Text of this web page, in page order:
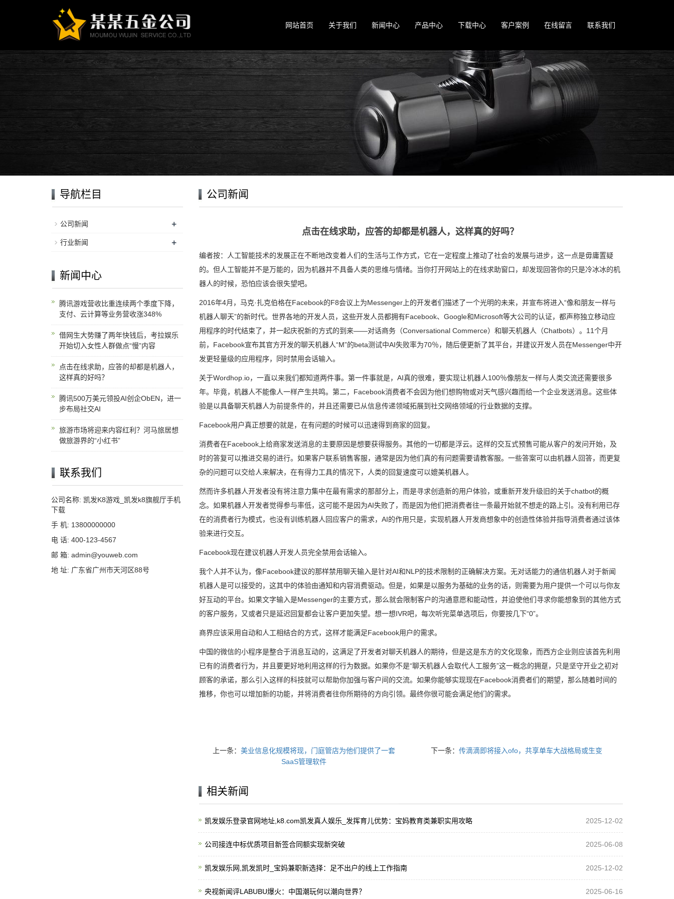
网站首页 关于我们 新闻中心 产品中心 下载中心 客户案例 在线留言 联系我们
公司新闻
点击在线求助，应答的却都是机器人，这样真的好吗？
编者按：人工智能技术的发展正在不断地改变着人们的生活与工作方式，它在一定程度上推动了社会的发展与进步，这一点是毋庸置疑
的。但人工智能并不是万能的，因为机器并不具备人类的思维与情绪。当你打开网站上的在线求助窗口，却发现回答你的只是冷冰冰的机
器人的时候，恐怕应该会很失望吧。
2016年4月，马克·扎克伯格在Facebook的F8会议上为Messenger上的开发者们描述了一个光明的未来，并宣布将进入“像和朋友一样与
机器人聊天”的新时代。世界各地的开发人员，这些开发人员都拥有Facebook、Google和Microsoft等大公司的认证，都声称独立移动应
用程序的时代结束了，并一起庆祝新的方式的到来——对话商务（Conversational Commerce）和聊天机器人（Chatbots）。11个月
前，Facebook宣布其官方开发的聊天机器人“M”的beta测试中AI失败率为70％，随后便更新了其平台，并建议开发人员在Messenger中开
发更轻量级的应用程序，同时禁用会话输入。
关于Wordhop.io，一直以来我们都知道两件事。第一件事就是，AI真的很难，要实现让机器人100％像朋友一样与人类交流还需要很多
年。毕竟，机器人不能像人一样产生共鸣。第二，Facebook消费者不会因为他们想购物或对天气感兴趣而给一个企业发送消息。这些体
验是以具备聊天机器人为前提条件的，并且还需要已从信息传递领域拓展到社交网络领域的行业数据的支撑。
Facebook用户真正想要的就是，在有问题的时候可以迅速得到商家的回复。
消费者在Facebook上给商家发送消息的主要原因是想要获得服务。其他的一切都是浮云。这样的交互式预售可能从客户的发问开始，及
时的答复可以推进交易的进行。如果客户联系销售客服，通常是因为他们真的有问题需要请教客服。一些答案可以由机器人回答，而更复
杂的问题可以交给人来解决，在有得力工具的情况下，人类的回复速度可以媲美机器人。
然而许多机器人开发者没有将注意力集中在最有需求的那部分上，而是寻求创造新的用户体验，或重新开发升级旧的关于chatbot的概
念。如果机器人开发者觉得参与率低，这可能不是因为AI失败了，而是因为他们把消费者往一条最开始就不想走的路上引。没有利用已存
在的消费者行为模式，也没有训练机器人回应客户的需求，AI的作用只是，实现机器人开发商想象中的创造性体验并指导消费者通过该体
验来进行交互。
Facebook现在建议机器人开发人员完全禁用会话输入。
我个人并不认为，像Facebook建议的那样禁用聊天输入是针对AI和NLP的技术限制的正确解决方案。无对话能力的通信机器人对于新闻
机器人是可以接受的，这其中的体验由通知和内容消费驱动。但是，如果是以服务为基础的业务的话，则需要为用户提供一个可以与你友
好互动的平台。如果文字输入是Messenger的主要方式，那么就会限制客户的沟通意愿和能动性，并迫使他们寻求你能想象到的其他方式
的客户服务，又或者只是延迟回复都会让客户更加失望。想一想IVR吧，每次听完菜单选项后，你要按几下“0”。
商界应该采用自动和人工相结合的方式，这样才能满足Facebook用户的需求。
中国的微信的小程序是整合于消息互动的，这满足了开发者对聊天机器人的期待，但是这是东方的文化现象，而西方企业则应该首先利用
已有的消费者行为，并且要更好地利用这样的行为数据。如果你不是“聊天机器人会取代人工服务”这一概念的拥趸，只是坚守开业之初对
顾客的承诺，那么引入这样的科技就可以帮助你加强与客户间的交流。如果你能够实现现在Facebook消费者们的期望，那么随着时间的
推移，你也可以增加新的功能，并将消费者往你所期待的方向引领。最终你很可能会满足他们的需求。
上一条：美业信息化规模将现，门庭管店为他们提供了一套
SaaS管理软件
下一条：传滴滴即将接入ofo，共享单车大战格局或生变
相关新闻
凯发娱乐登录官网地址,k8.com凯发真人娱乐_发挥育儿优势：宝妈教育类兼职实用攻略 2025-12-02
公司接连中标优质项目新签合同额实现新突破 2025-06-08
凯发娱乐网,凯发凯时_宝妈兼职新选择：足不出户的线上工作指南 2025-12-02
央视新闻评LABUBU爆火：中国潮玩何以潮向世界？ 2025-06-16
导航栏目
公司新闻 +
行业新闻 +
新闻中心
腾讯游戏营收比重连续两个季度下降，
支付、云计算等业务营收涨348%
借网生大势赚了两年快钱后，考拉娱乐
开始切入女性人群做点“慢”内容
点击在线求助，应答的却都是机器人，
这样真的好吗？
腾讯500万美元领投AI创企ObEN，进一
步布局社交AI
旅游市场将迎来内容红利？河马旅居想
做旅游界的“小红书”
联系我们
公司名称: 凯发K8游戏_凯发k8旗舰厅手机
下载
手 机: 13800000000
电 话: 400-123-4567
邮 箱: admin@youweb.com
地 址: 广东省广州市天河区88号